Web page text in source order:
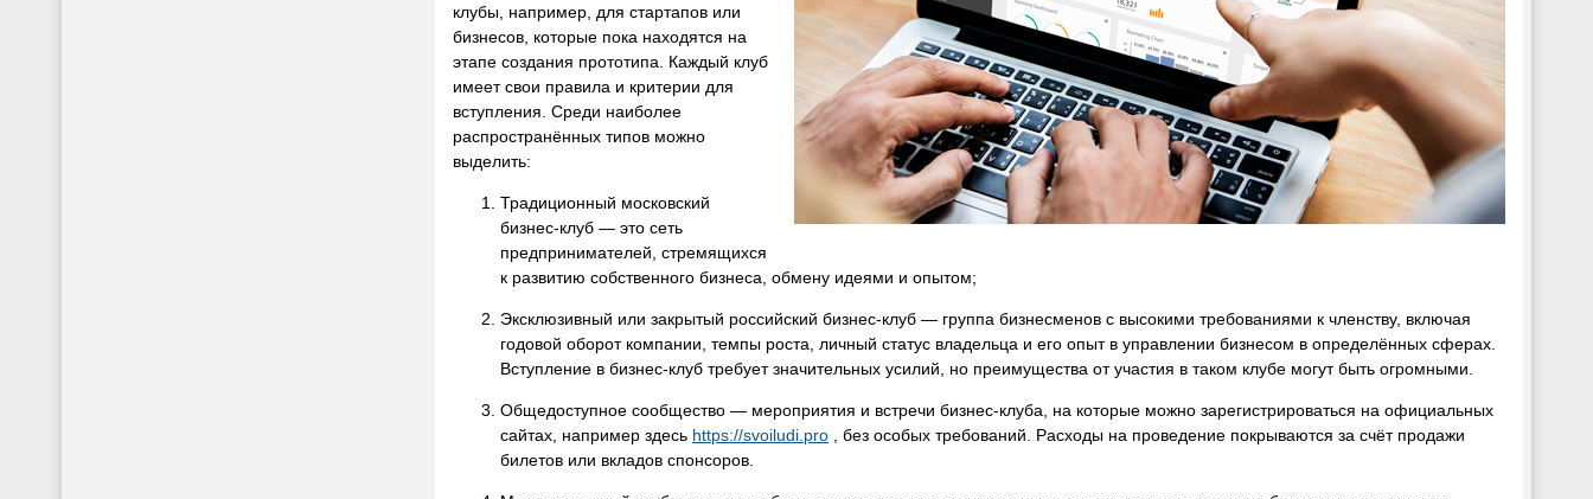
клубы, например, для стартапов или
бизнесов, которые пока находятся на
этапе создания прототипа. Каждый клуб
имеет свои правила и критерии для
вступления. Среди наиболее
распространённых типов можно
выделить:
Традиционный московский
бизнес-клуб — это сеть
предпринимателей, стремящихся
к развитию собственного бизнеса, обмену идеями и опытом;
Эксклюзивный или закрытый российский бизнес-клуб — группа бизнесменов с высокими требованиями к членству, включая
годовой оборот компании, темпы роста, личный статус владельца и его опыт в управлении бизнесом в определённых сферах.
Вступление в бизнес-клуб требует значительных усилий, но преимущества от участия в таком клубе могут быть огромными.
Общедоступное сообщество — мероприятия и встречи бизнес-клуба, на которые можно зарегистрироваться на официальных
сайтах, например здесь https://svoiludi.pro , без особых требований. Расходы на проведение покрываются за счёт продажи
билетов или вкладов спонсоров.